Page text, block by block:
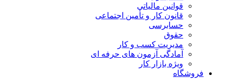
قوانین مالیاتی
قانون کار و تأمین اجتماعی
حسابرسی
حقوق
مدیریت کسب و کار
آمادگی آزمون های حرفه ای
ویژه بازار کار
فروشگاه